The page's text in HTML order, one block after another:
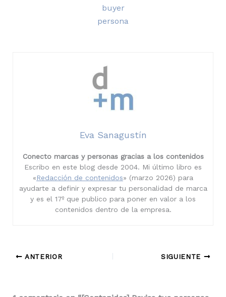
buyer
persona
Eva Sanagustín
Conecto marcas y personas gracias a los contenidos
Escribo en este blog desde 2004. Mi último libro es
«Redacción de contenidos» (marzo 2026) para
ayudarte a definir y expresar tu personalidad de marca
y es el 17º que publico para poner en valor a los
contenidos dentro de la empresa.
ANTERIOR SIGUIENTE